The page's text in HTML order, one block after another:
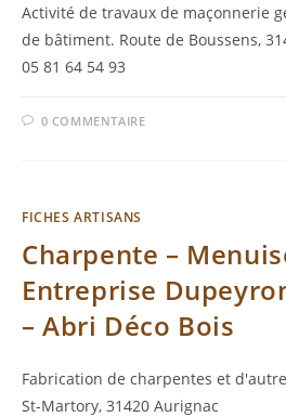
Activité de travaux de maçonnerie
de bâtiment. Route de Boussens,
05 81 64 54 93
0 COMMENTAIRE
FICHES ARTISANS
Charpente –
Entreprise
– Abri Déco Bois
Fabrication de charpentes et
St-Martory, 31420 Aurignac